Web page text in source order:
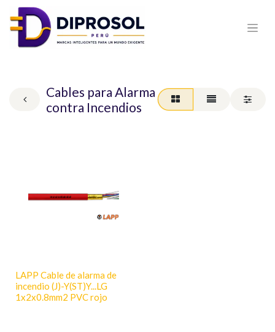
Cables para Alarma
contra Incendios
LAPP Cable de alarma de
incendio (J)-Y(ST)Y...LG
1x2x0.8mm2 PVC rojo